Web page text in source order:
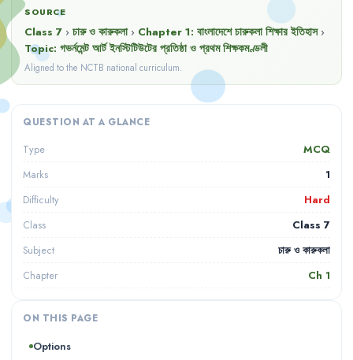
SOURCE
Class 7 › চারু ও কারুকলা › Chapter 1: বাংলাদেশে চারুকলা শিক্ষার ইতিহাস ›
Topic: গভর্নমেন্ট আর্ট ইনস্টিটিউটের প্রতিষ্ঠা ও প্রথম শিক্ষকমণ্ডলী
Aligned to the NCTB national curriculum.
QUESTION AT A GLANCE
Type MCQ
Marks 1
Difficulty Hard
Class Class 7
Subject চারু ও কারুকলা
Chapter Ch 1
ON THIS PAGE
Options